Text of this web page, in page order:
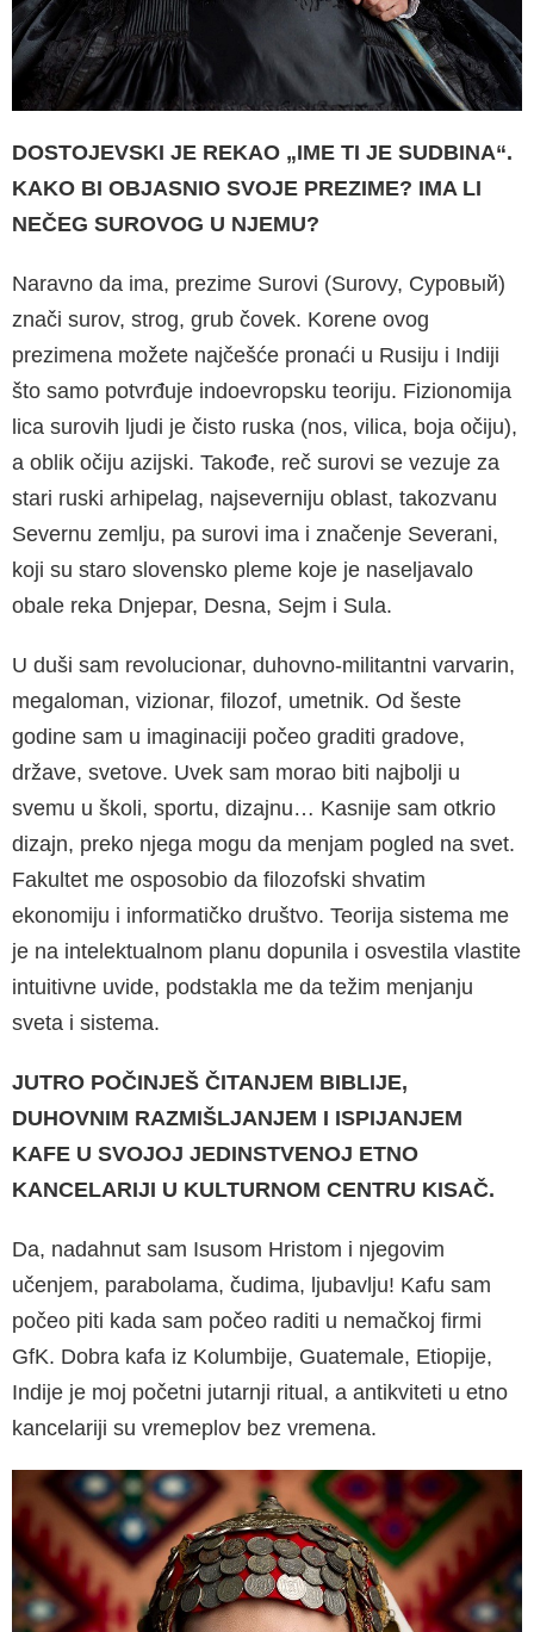
DOSTOJEVSKI JE REKAO „IME TI JE SUDBINA“.
KAKO BI OBJASNIO SVOJE PREZIME? IMA LI
NEČEG SURO­VOG U NJEMU?
Naravno da ima, prezime Surovi (Surovy, Суровый)
znači surov, strog, grub čovek. Ko­rene ovog
prezimena možete najčešće pronaći u Rusiju i Indiji
što samo potvrđuje indoevrop­sku teoriju. Fizionomija
lica surovih ljudi je čis­to ruska (nos, vilica, boja očiju),
a oblik očiju azijski. Takođe, reč surovi se vezuje za
stari ruski arhipelag, najseverniju oblast, takozva­nu
Severnu zemlju, pa surovi ima i značenje Severani,
koji su staro slovensko pleme koje je naseljavalo
obale reka Dnjepar, Desna, Sejm i Sula.
U duši sam revolucionar, duhovno-militantni varvarin,
megaloman, vizionar, filozof, umetnik. Od šeste
godine sam u imaginaciji počeo gra­diti gradove,
države, svetove. Uvek sam morao biti najbolji u
svemu u školi, sportu, dizajnu… Kasnije sam otkrio
dizajn, preko njega mogu da menjam pogled na svet.
Fakultet me os­posobio da filozofski shvatim
ekonomiju i in­formatičko društvo. Teorija sistema me
je na intelektualnom planu dopunila i osvestila vlas­tite
intuitivne uvide, podstakla me da težim menjanju
sveta i sistema.
JUTRO POČINJEŠ ČITANJEM BIBLIJE,
DUHOVNIM RAZMIŠLJANJEM I ISPIJANJEM
KAFE U SVOJOJ JE­DINSTVENOJ ETNO
KANCELARIJI U KULTURNOM CENTRU KISAČ.
Da, nadahnut sam Isusom Hristom i njego­vim
učenjem, parabolama, čudima, ljubavlju! Kafu sam
počeo piti kada sam počeo raditi u nemačkoj firmi
GfK. Dobra kafa iz Kolumbije, Guatemale, Etiopije,
Indije je moj početni ju­tarnji ritual, a antikviteti u etno
kancelariji su vremeplov bez vremena.